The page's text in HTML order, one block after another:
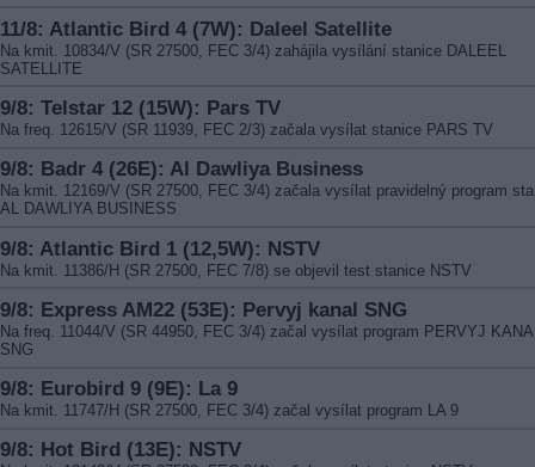
11/8: Atlantic Bird 4 (7W): Daleel Satellite
Na kmit. 10834/V (SR 27500, FEC 3/4) zahájila vysílání stanice DALEEL
SATELLITE
9/8: Telstar 12 (15W): Pars TV
Na freq. 12615/V (SR 11939, FEC 2/3) začala vysílat stanice PARS TV
9/8: Badr 4 (26E): Al Dawliya Business
Na kmit. 12169/V (SR 27500, FEC 3/4) začala vysílat pravidelný program
AL DAWLIYA BUSINESS
9/8: Atlantic Bird 1 (12,5W): NSTV
Na kmit. 11386/H (SR 27500, FEC 7/8) se objevil test stanice NSTV
9/8: Express AM22 (53E): Pervyj kanal SNG
Na freq. 11044/V (SR 44950, FEC 3/4) začal vysílat program PERVYJ
SNG
9/8: Eurobird 9 (9E): La 9
Na kmit. 11747/H (SR 27500, FEC 3/4) začal vysílat program LA 9
9/8: Hot Bird (13E): NSTV